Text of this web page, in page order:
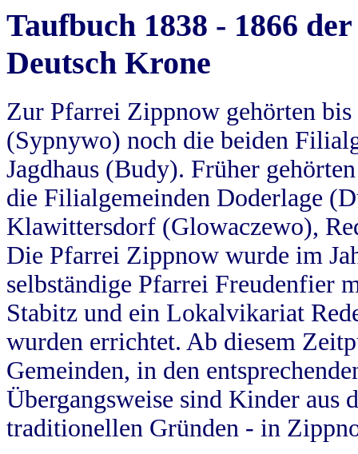
Taufbuch 1838 - 1866
Deutsch Krone
Zur Pfarrei Zippnow gehörten
(Sypnywo) noch die beiden
Jagdhaus (Budy). Früher
die Filialgemeinden Doderlage
Klawittersdorf (Glowaczewo),
Die Pfarrei Zippnow wurde im
selbständige Pfarrei Freudenfier
Stabitz und ein Lokalvikariat
wurden errichtet. Ab diesem
Gemeinden, in den
Übergangsweise sind Kinder aus
traditionellen Gründen - in